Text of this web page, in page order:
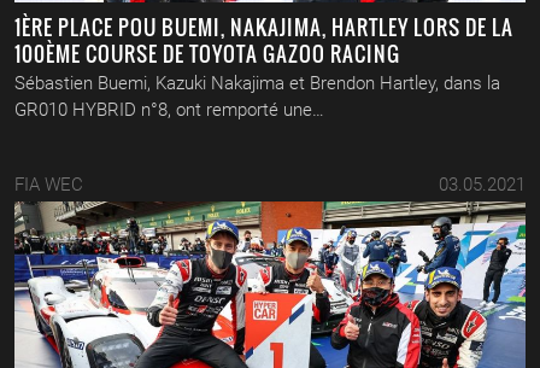
1ÈRE PLACE POU BUEMI, NAKAJIMA, HARTLEY LORS DE LA
100ÈME COURSE DE TOYOTA GAZOO RACING
Sébastien Buemi, Kazuki Nakajima et Brendon Hartley, dans la
GR010 HYBRID n°8, ont remporté une…
FIA WEC 03.05.2021